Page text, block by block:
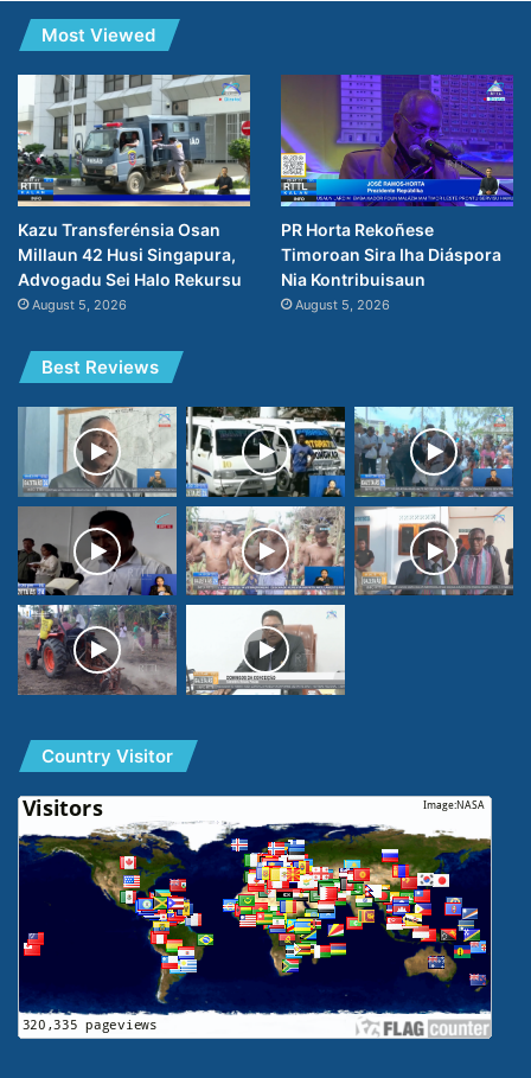
Most Viewed
Kazu Transferénsia Osan
Millaun 42 Husi Singapura,
Advogadu Sei Halo Rekursu
August 5, 2026
PR Horta Rekoñese
Timoroan Sira Iha Diáspora
Nia Kontribuisaun
August 5, 2026
Best Reviews
Country Visitor